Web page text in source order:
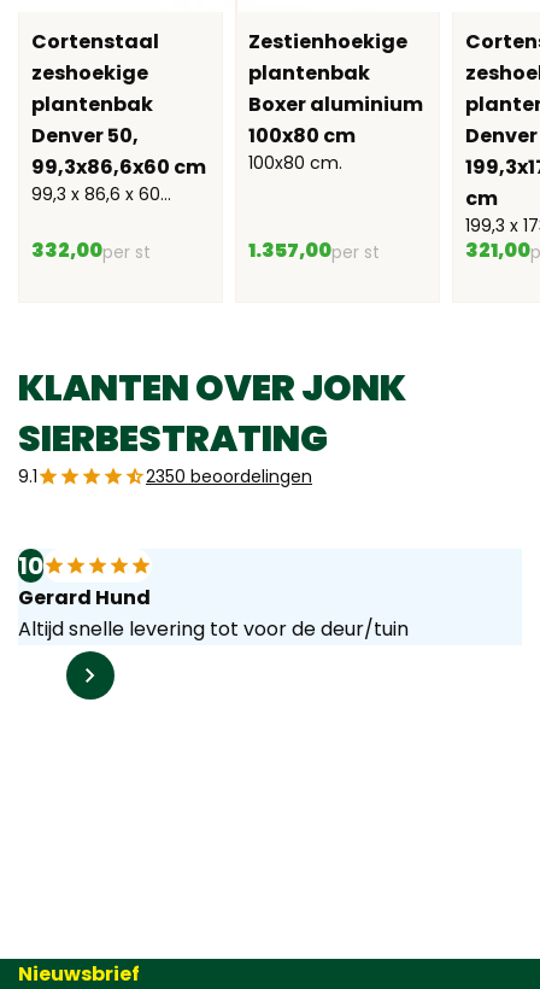
Cortenstaal
zeshoekige
plantenbak
Denver 50,
99,3x86,6x60 cm
99,3 x 86,6 x 60
332,00per st
Zestienhoekige
plantenbak
Boxer aluminium
100x80 cm
100x80 cm.
1.357,00per st
Denver
cm
199,3 x
cm
321,00
KLANTEN OVER JONK
SIERBESTRATING
9.1 2350 beoordelingen
10
Gerard Hund
Altijd snelle levering tot voor de deur/tuin
Nieuwsbrief